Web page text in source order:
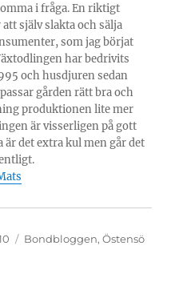
i fråga. En riktigt
själv slakta och sälja
som jag börjat
har bedrivits
och husdjuren sedan
gården rätt bra och
produktionen lite mer
är visserligen på gott
är det extra kul men går det
Kategorier
Bondbloggen,Östensö